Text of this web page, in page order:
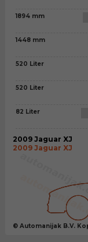
1894 mm
1448 mm
520 Liter
520 Liter
82 Liter
2009 Jaguar XJ
2009 Jaguar XJ
© Automanijak B.V.